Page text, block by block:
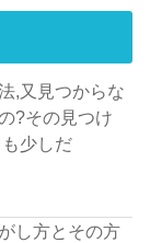
,又見つからな
?その見つけ
少しだ
し方とその方